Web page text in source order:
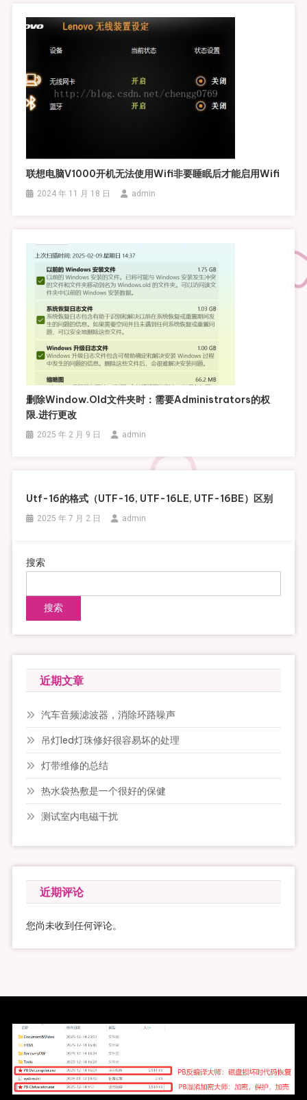
联想电脑V1000开机无法使用wifi非要睡眠后才能启用wifi
2024 年 11 月 18 日 admin
删除window.old文件夹时：需要administrators的权
限.进行更改
2025 年 2 月 9 日 admin
Utf-16的格式（UTF-16, UTF-16LE, UTF-16BE）区别
2025 年 7 月 2 日 admin
搜索
搜索
近期文章
汽车音频滤波器，消除环路噪声
吊灯led灯珠修好很容易坏的处理
灯带维修的总结
热水袋热敷是一个很好的保健
测试室内电磁干扰
近期评论
您尚未收到任何评论。